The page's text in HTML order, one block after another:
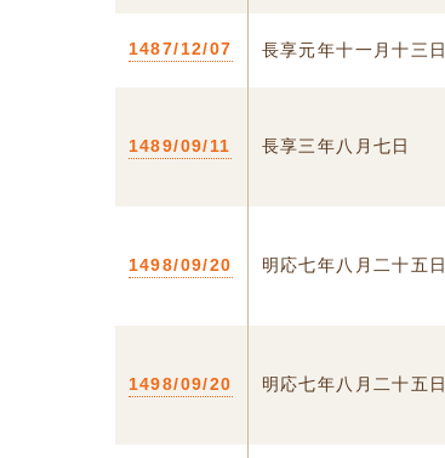
1487/12/07 長享元年十一月十三日
1489/09/11 長享三年八月七日
1498/09/20 明応七年八月二十五日
1498/09/20 明応七年八月二十五日